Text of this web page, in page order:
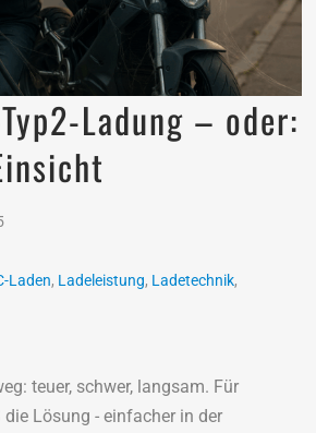
Ladung – oder:
Laden, Ladeleistung, Ladetechnik,
teuer, schwer, langsam. Für
die Lösung - einfacher in der